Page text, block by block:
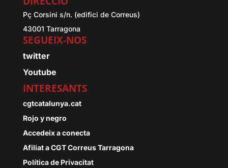
Pç Corsini s/n. (edifici de Correus)
43001 Tarragona
SEGUEIX-NOS
twitter
Youtube
INTERESANTS
cgtcatalunya.cat
Rojo y negro
Accedeix a conecta
Afiliat a CGT Correus Tarragona
Política de Privacitat